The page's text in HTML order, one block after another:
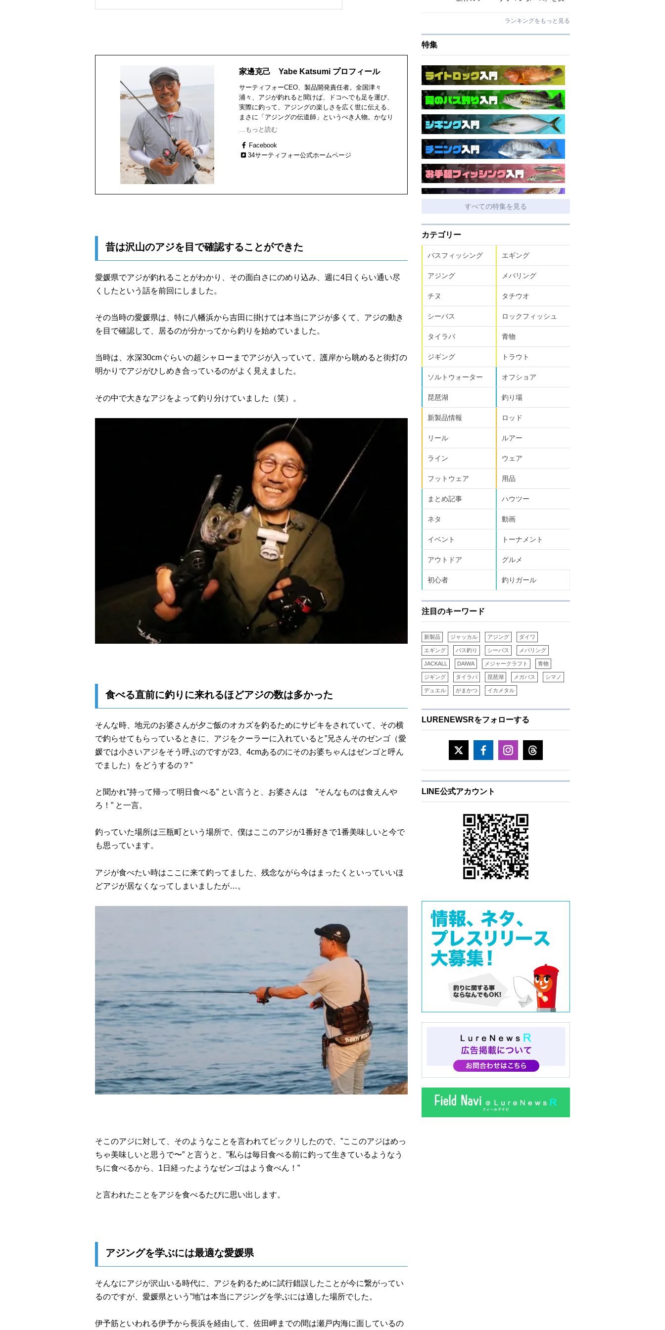
家邊克己 Yabe Katsumi プロフィール
サーティフォーCEO、製品開発責任者。全国津々
浦々、アジが釣れると聞けば、ドコへでも足を運び、
実際に釣って、アジングの楽しさを広く世に伝える、
まさに「アジングの伝道師」というべき人物。かなり
頻繁に全国各地で参加費無料のアジングセミナーも開
は［みんな幸せに！］に由来」を立ちあげ、自身のノ
ウハウを詰めに詰め込んだ製品開発に没頭中。京都府
…もっと読む
Facebook
34サーティフォー公式ホームページ
昔は沢山のアジを目で確認することができた
愛媛県でアジが釣れることがわかり、その面白さにのめり込み、週に4日くらい通い尽
くしたという話を前回にしました。
その当時の愛媛県は、特に八幡浜から吉田に掛けては本当にアジが多くて、アジの動き
を目で確認して、居るのが分かってから釣りを始めていました。
当時は、水深30cmぐらいの超シャローまでアジが入っていて、護岸から眺めると街灯の
明かりでアジがひしめき合っているのがよく見えました。
その中で大きなアジをよって釣り分けていました（笑）。
食べる直前に釣りに来れるほどアジの数は多かった
そんな時、地元のお婆さんが夕ご飯のオカズを釣るためにサビキをされていて、その横
で釣らせてもらっているときに、アジをクーラーに入れていると”兄さんそのゼンゴ（愛
媛では小さいアジをそう呼ぶのですが23、4cmあるのにそのお婆ちゃんはゼンゴと呼ん
でました）をどうするの？”
と聞かれ”持って帰って明日食べる” とい言うと、お婆さんは ”そんなものは食えんや
ろ！” と一言。
釣っていた場所は三瓶町という場所で、僕はここのアジが1番好きで1番美味しいと今で
も思っています。
アジが食べたい時はここに来て釣ってました、残念ながら今はまったくといっていいほ
どアジが居なくなってしまいましたが…。
そこのアジに対して、そのようなことを言われてビックリしたので、”ここのアジはめっ
ちゃ美味しいと思うで〜” と言うと、”私らは毎日食べる前に釣って生きているようなう
ちに食べるから、1日経ったようなゼンゴはよう食べん！”
と言われたことをアジを食べるたびに思い出します。
アジングを学ぶには最適な愛媛県
そんなにアジが沢山いる時代に、アジを釣るために試行錯誤したことが今に繋がってい
るのですが、愛媛県という”地”は本当にアジングを学ぶには適した場所でした。
伊予筋といわれる伊予から長浜を経由して、佐田岬までの間は瀬戸内海に面しているの
ランキングをもっと見る
特集
すべての特集を見る
カテゴリー
バスフィッシング エギング
アジング メバリング
チヌ タチウオ
シーバス ロックフィッシュ
タイラバ 青物
ジギング トラウト
ソルトウォーター オフショア
琵琶湖 釣り場
新製品情報 ロッド
リール ルアー
ライン ウェア
フットウェア 用品
まとめ記事 ハウツー
ネタ 動画
イベント トーナメント
アウトドア グルメ
初心者 釣りガール
注目のキーワード
新製品 ジャッカル アジング ダイワ
エギング バス釣り シーバス メバリング
JACKALL DAIWA メジャークラフト 青物
ジギング タイラバ 琵琶湖 メガバス シマノ
デュエル がまかつ イカメタル
LURENEWSRをフォローする
LINE公式アカウント